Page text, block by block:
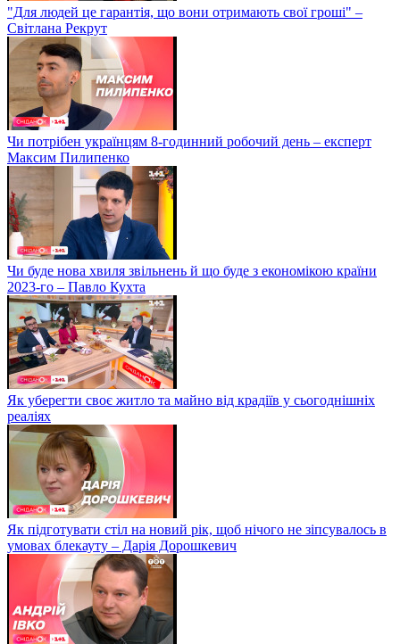
"Для людей це гарантія, що вони отримають свої гроші" –
Світлана Рекрут
Чи потрібен українцям 8-годинний робочий день – експерт
Максим Пилипенко
Чи буде нова хвиля звільнень й що буде з економікою країни
2023-го – Павло Кухта
Як уберегти своє житло та майно від крадіїв у сьогоднішніх
реаліях
Як підготувати стіл на новий рік, щоб нічого не зіпсувалось в
умовах блекауту – Дарія Дорошкевич